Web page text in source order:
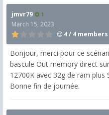
jmvr79 1
March 15, 2023
4 / 4 members
Bonjour, merci pour ce
bascule Out memory direct
12700K avec 32g de ram plus
Bonne fin de journée.